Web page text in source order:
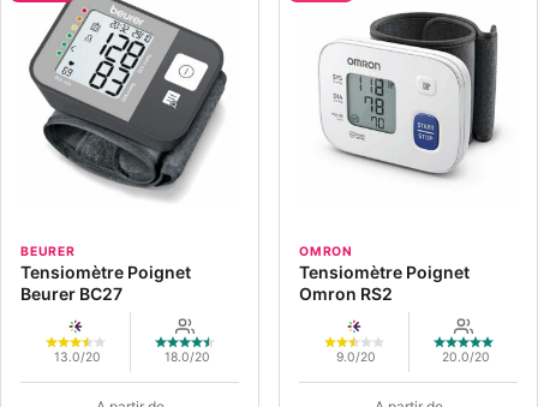
BEURER
Tensiomètre Poignet
Beurer BC27
13.0/20 18.0/20
OMRON
Tensiomètre Poignet
Omron RS2
9.0/20 20.0/20